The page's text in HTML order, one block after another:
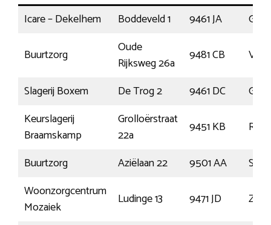
Icare – Dekelhem
Boddeveld 1 9461 JA
Buurtzorg
Oude
Rijksweg 26a
9481 CB
Vries
Slagerij Boxem
De Trog 2 9461 DC
Keurslagerij
Braamskamp
Grolloërstraat
22a
9451 KB
Buurtzorg
Aziëlaan 22 9501 AA
Woonzorgcentrum
Mozaiek
Ludinge 13 9471 JD